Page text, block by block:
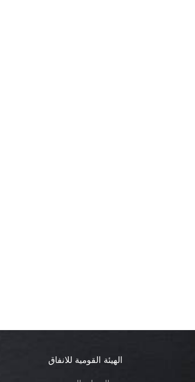
الهيئة القومية للانفاق